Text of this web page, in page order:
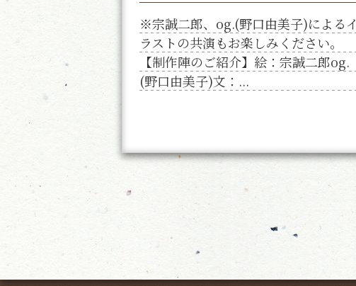
※宗誠二郎、og.(野口由美子)によるイ
ラストの共演もお楽しみください。
【制作陣のご紹介】絵：宗誠二郎og.
(野口由美子)文：...